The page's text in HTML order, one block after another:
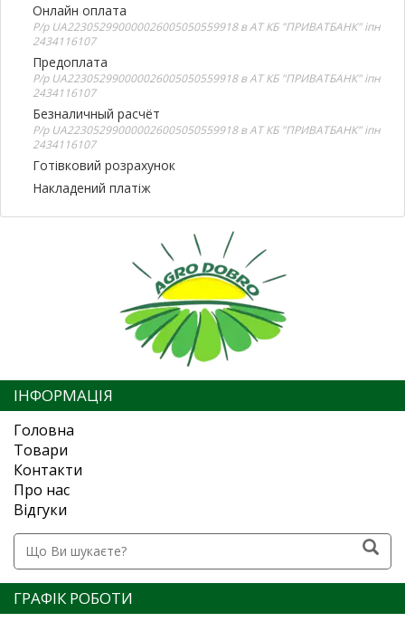
Онлайн оплата
Р/р UA223052990000026005050559918 в АТ КБ "ПРИВАТБАНК" іпн
2434116107
Предоплата
Р/р UA223052990000026005050559918 в АТ КБ "ПРИВАТБАНК" іпн
2434116107
Безналичный расчёт
Р/р UA223052990000026005050559918 в АТ КБ "ПРИВАТБАНК" іпн
2434116107
Готівковий розрахунок
Накладений платіж
ІНФОРМАЦІЯ
Головна
Товари
Контакти
Про нас
Відгуки
ГРАФІК РОБОТИ